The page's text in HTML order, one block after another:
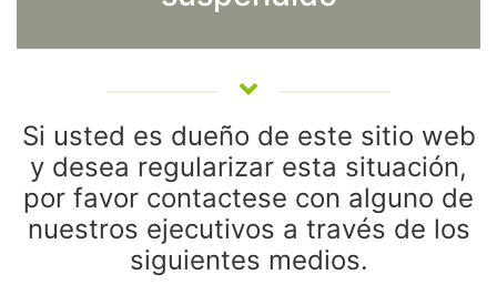
Si usted es dueño de este sitio web
y desea regularizar esta situación,
por favor contactese con alguno de
nuestros ejecutivos a través de los
siguientes medios.